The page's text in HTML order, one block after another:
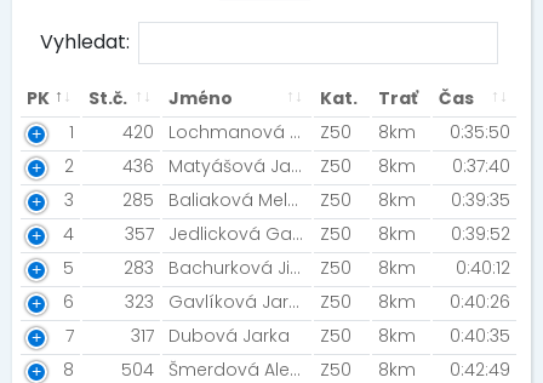
Vyhledat:
PK St.č. Jméno Kat. Trať
Čas
1
420 Lochmanová Blanka [Lochnesky] Z50 8km
0:35:50
2
436 Matyášová Jana [Silvita s.r.o. Ústí nad Orlicí] Z50 8km
0:37:40
3
285 Baliaková Melánia [#GLADIATORRACETEAM] Z50 8km
0:39:35
4
357 Jedlicková Gabriela Z50 8km
0:39:52
5
283 Bachurková Jitka [running zone Brno] Z50 8km
0:40:12
6
323 Gavlíková Jarmila [MK Seitl Ostrava] Z50 8km
0:40:26
7
317 Dubová Jarka Z50 8km
0:40:35
8
504 Šmerdová Alena Z50 8km
0:42:49